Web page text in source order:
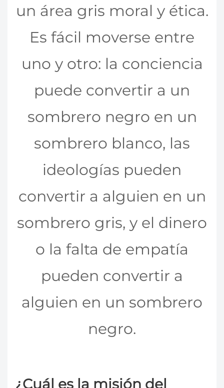
un área gris moral y ética.
Es fácil moverse entre
uno y otro: la conciencia
puede convertir a un
sombrero negro en un
sombrero blanco, las
ideologías pueden
convertir a alguien en un
sombrero gris, y el dinero
o la falta de empatía
pueden convertir a
alguien en un sombrero
negro.
¿Cuál es la misión del